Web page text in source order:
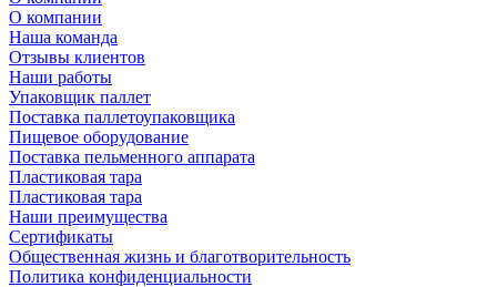
О компании
Наша команда
Отзывы клиентов
Наши работы
Упаковщик паллет
Поставка паллетоупаковщика
Пищевое оборудование
Поставка пельменного аппарата
Пластиковая тара
Пластиковая тара
Наши преимущества
Сертификаты
Общественная жизнь и благотворительность
Политика конфиденциальности